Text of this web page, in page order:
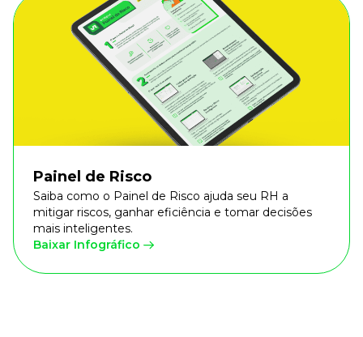
Painel de Risco
Saiba como o Painel de Risco ajuda seu RH a
mitigar riscos, ganhar eficiência e tomar decisões
mais inteligentes.
Baixar Infográfico